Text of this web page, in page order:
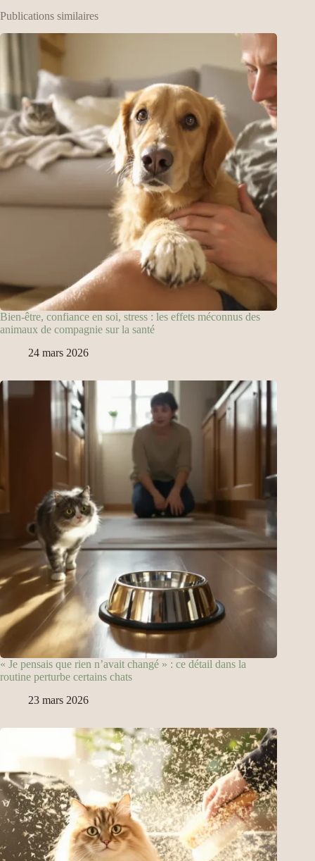
Publications similaires
Bien-être, confiance en soi, stress : les effets méconnus des
animaux de compagnie sur la santé
24 mars 2026
« Je pensais que rien n’avait changé » : ce détail dans la
routine perturbe certains chats
23 mars 2026